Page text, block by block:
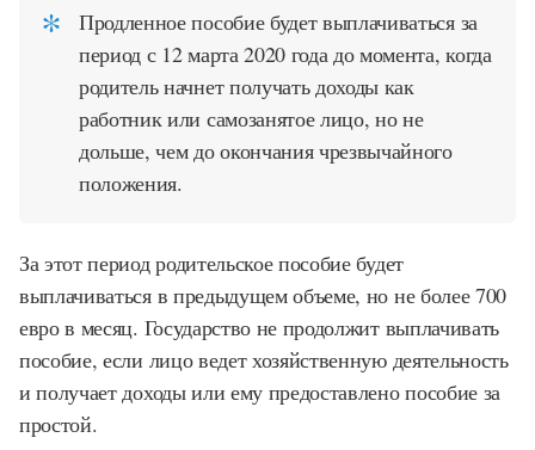
Продленное пособие будет выплачиваться за
период с 12 марта 2020 года до момента, когда
родитель начнет получать доходы как
работник или самозанятое лицо, но не
дольше, чем до окончания чрезвычайного
положения.
За этот период родительское пособие будет
выплачиваться в предыдущем объеме, но не более 700
евро в месяц. Государство не продолжит выплачивать
пособие, если лицо ведет хозяйственную деятельность
и получает доходы или ему предоставлено пособие за
простой.